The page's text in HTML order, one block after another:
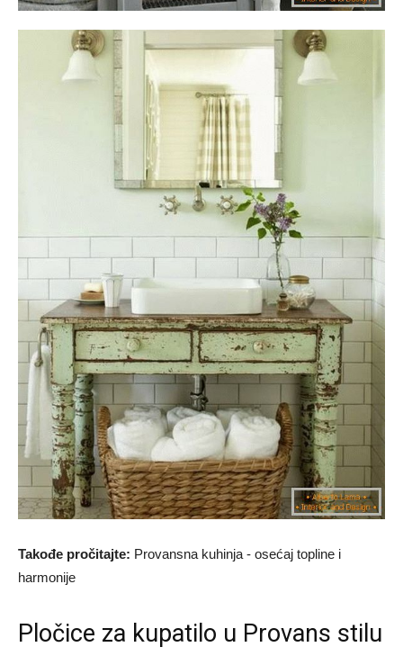
Takođe pročitajte: Provansna kuhinja - osećaj topline i
harmonije
Pločice za kupatilo u Provans stilu